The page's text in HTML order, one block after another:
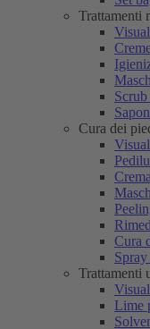
Trattamenti
Cura dei
Cura
Trattamenti
Lime